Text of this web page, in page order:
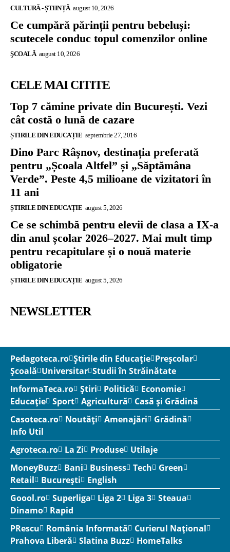
CULTURĂ - ȘTIINȚĂ august 10, 2026
Ce cumpără părinții pentru bebeluși:
scutecele conduc topul comenzilor online
ŞCOALĂ august 10, 2026
CELE MAI CITITE
Top 7 cămine private din București. Vezi
cât costă o lună de cazare
ȘTIRILE DIN EDUCAȚIE septembrie 27, 2016
Dino Parc Râșnov, destinația preferată
pentru „Școala Altfel” și „Săptămâna
Verde”. Peste 4,5 milioane de vizitatori în
11 ani
ȘTIRILE DIN EDUCAȚIE august 5, 2026
Ce se schimbă pentru elevii de clasa a IX-a
din anul școlar 2026–2027. Mai mult timp
pentru recapitulare și o nouă materie
obligatorie
ȘTIRILE DIN EDUCAȚIE august 5, 2026
NEWSLETTER
Pedagoteca.ro Știrile din Educație Preșcolar
Școală Universitar Studii în Străinătate
InformaTeca.ro Știri Politică
Economie
Educație Sport Agricultură
Casă și Grădină
Casoteca.ro
Noutăți Amenajări
Grădină
Info Util
Agroteca.ro
La Zi Produse
Utilaje
MoneyBuzz
Bani Business Tech
Green
Retail
București
English
Goool.ro Superliga Liga 2 Liga 3 Steaua
Dinamo
Rapid
PRescu
România Informată
Curierul Național
Prahova Liberă
Slatina Buzz HomeTalks